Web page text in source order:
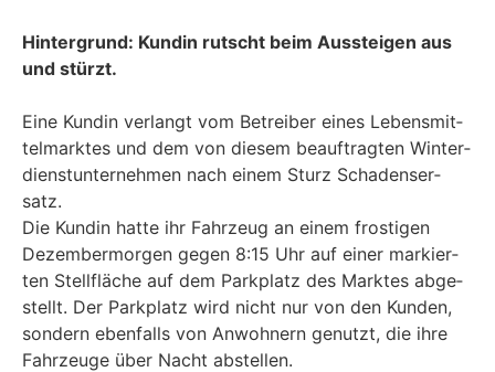
Hin­ter­grund: Kun­din rutscht beim Aus­stei­gen aus
und stürzt.
Eine Kun­din ver­langt vom Betrei­ber eines Lebens­mit­
tel­mark­tes und dem von die­sem beauf­trag­ten Win­ter­
dienst­un­ter­neh­men nach einem Sturz Scha­dens­er­
satz.
Die Kun­din hat­te ihr Fahr­zeug an einem fros­ti­gen
Dezem­ber­mor­gen gegen 8:15 Uhr auf einer mar­kier­
ten Stell­flä­che auf dem Park­platz des Mark­tes abge­
stellt. Der Park­platz wird nicht nur von den Kun­den,
son­dern eben­falls von Anwoh­nern genutzt, die ihre
Fahr­zeu­ge über Nacht abstellen.